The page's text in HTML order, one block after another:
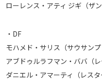
ローレンス・アティ ジギ（ザ
・DF
モハメド・サリス（サウサンプ
アブドゥルラフマン・ババ（レ
ダニエル・アマーティ（レスタ